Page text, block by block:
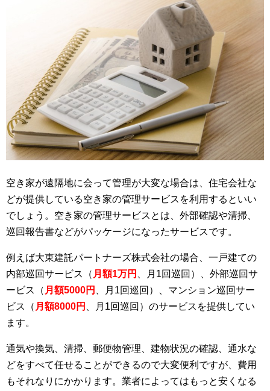
空き家が遠隔地に会って管理が大変な場合は、住宅会社な
どが提供している空き家の管理サービスを利用するといい
でしょう。空き家の管理サービスとは、外部確認や清掃、
巡回報告書などがパッケージになったサービスです。
例えば大東建託パートナーズ株式会社の場合、一戸建ての
内部巡回サービス（ 月額1万円 、月1回巡回）、外部巡回サ
ービス（ 月額5000円 、月1回巡回）、マンション巡回サー
ビス（ 月額8000円 、月1回巡回）のサービスを提供してい
ます。
通気や換気、清掃、郵便物管理、建物状況の確認、通水な
どをすべて任せることができるので大変便利ですが、費用
もそれなりにかかります。業者によってはもっと安くなる